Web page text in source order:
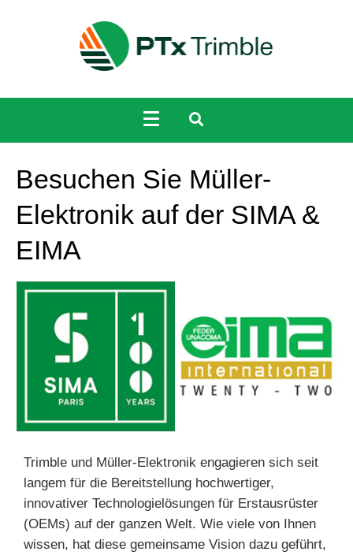
Besuchen Sie Müller-
Elektronik auf der SIMA &
EIMA
Trimble und Müller-Elektronik engagieren sich seit
langem für die Bereitstellung hochwertiger,
innovativer Technologielösungen für Erstausrüster
(OEMs) auf der ganzen Welt. Wie viele von Ihnen
wissen, hat diese gemeinsame Vision dazu geführt,